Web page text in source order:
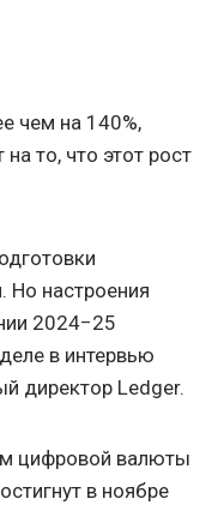
чем на 140%,
то, что этот рост
Но настроения
2024−25
в интервью
директор Ledger.
цифровой валюты
в ноябре